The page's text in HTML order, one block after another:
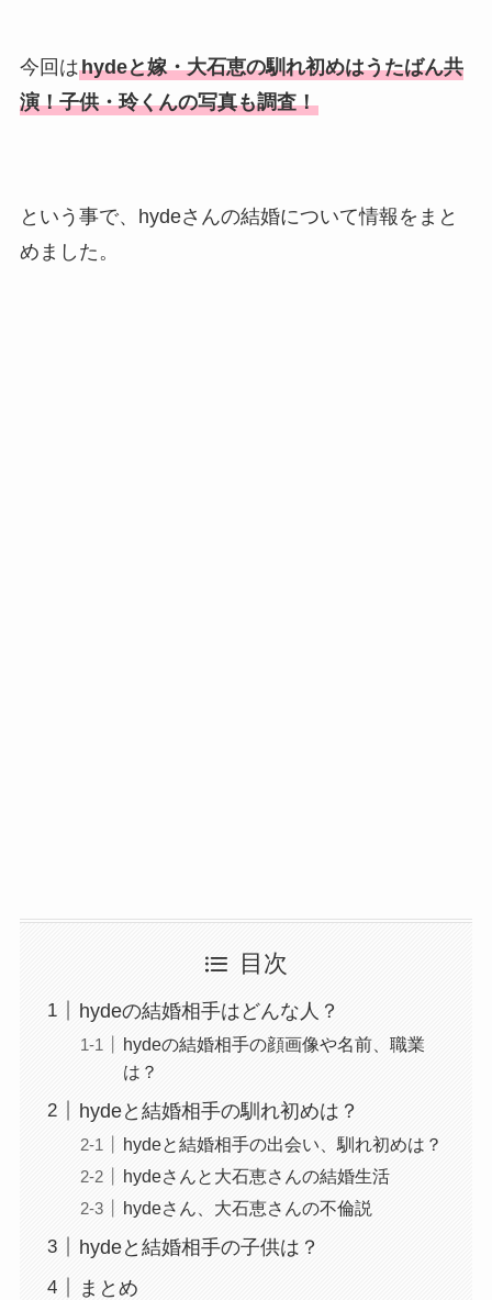
今回はhydeと嫁・大石恵の馴れ初めはうたばん共
演！子供・玲くんの写真も調査！
という事で、hydeさんの結婚について情報をまと
めました。
目次
hydeの結婚相手はどんな人？
hydeの結婚相手の顔画像や名前、職業
は？
hydeと結婚相手の馴れ初めは？
hydeと結婚相手の出会い、馴れ初めは？
hydeさんと大石恵さんの結婚生活
hydeさん、大石恵さんの不倫説
hydeと結婚相手の子供は？
まとめ